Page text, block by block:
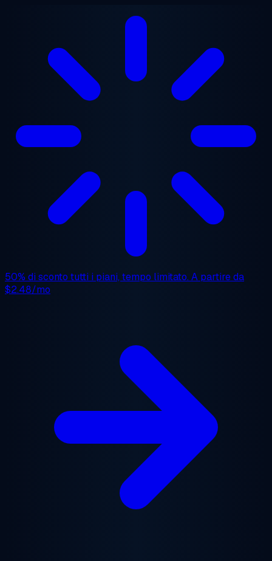
50% di sconto tutti i piani, tempo limitato. A partire da
$2.48/mo